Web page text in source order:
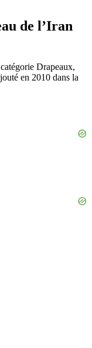
de l’Iran
Drapeaux,
en 2010 dans la